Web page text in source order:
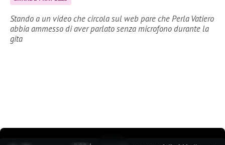
Stando a un video che circola sul web pare che Perla Vatiero
abbia ammesso di aver parlato senza microfono durante la
gita